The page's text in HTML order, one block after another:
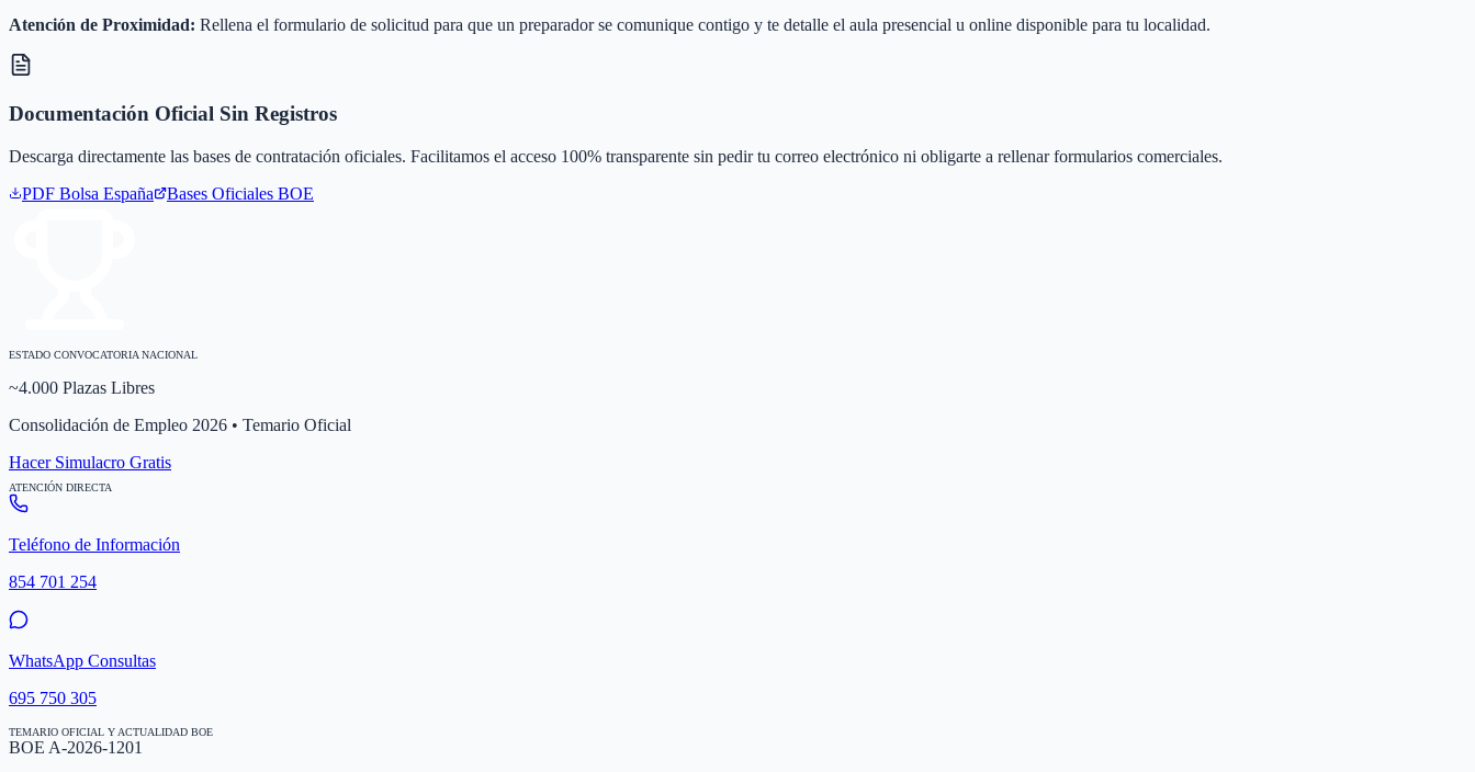
Atención de Proximidad: Rellena el formulario de solicitud para que un preparador se comunique contigo y te detalle el aula presencial u online disponible para tu localidad.
Documentación Oficial Sin Registros
Descarga directamente las bases de contratación oficiales. Facilitamos el acceso 100% transparente sin pedir tu correo electrónico ni obligarte a rellenar formularios comerciales.
PDF Bolsa España Bases Oficiales BOE
ESTADO CONVOCATORIA NACIONAL
~4.000 Plazas Libres
Consolidación de Empleo 2026 • Temario Oficial
Hacer Simulacro Gratis
ATENCIÓN DIRECTA
Teléfono de Información
854 701 254
WhatsApp Consultas
695 750 305
TEMARIO OFICIAL Y ACTUALIDAD BOE
BOE A-2026-1201